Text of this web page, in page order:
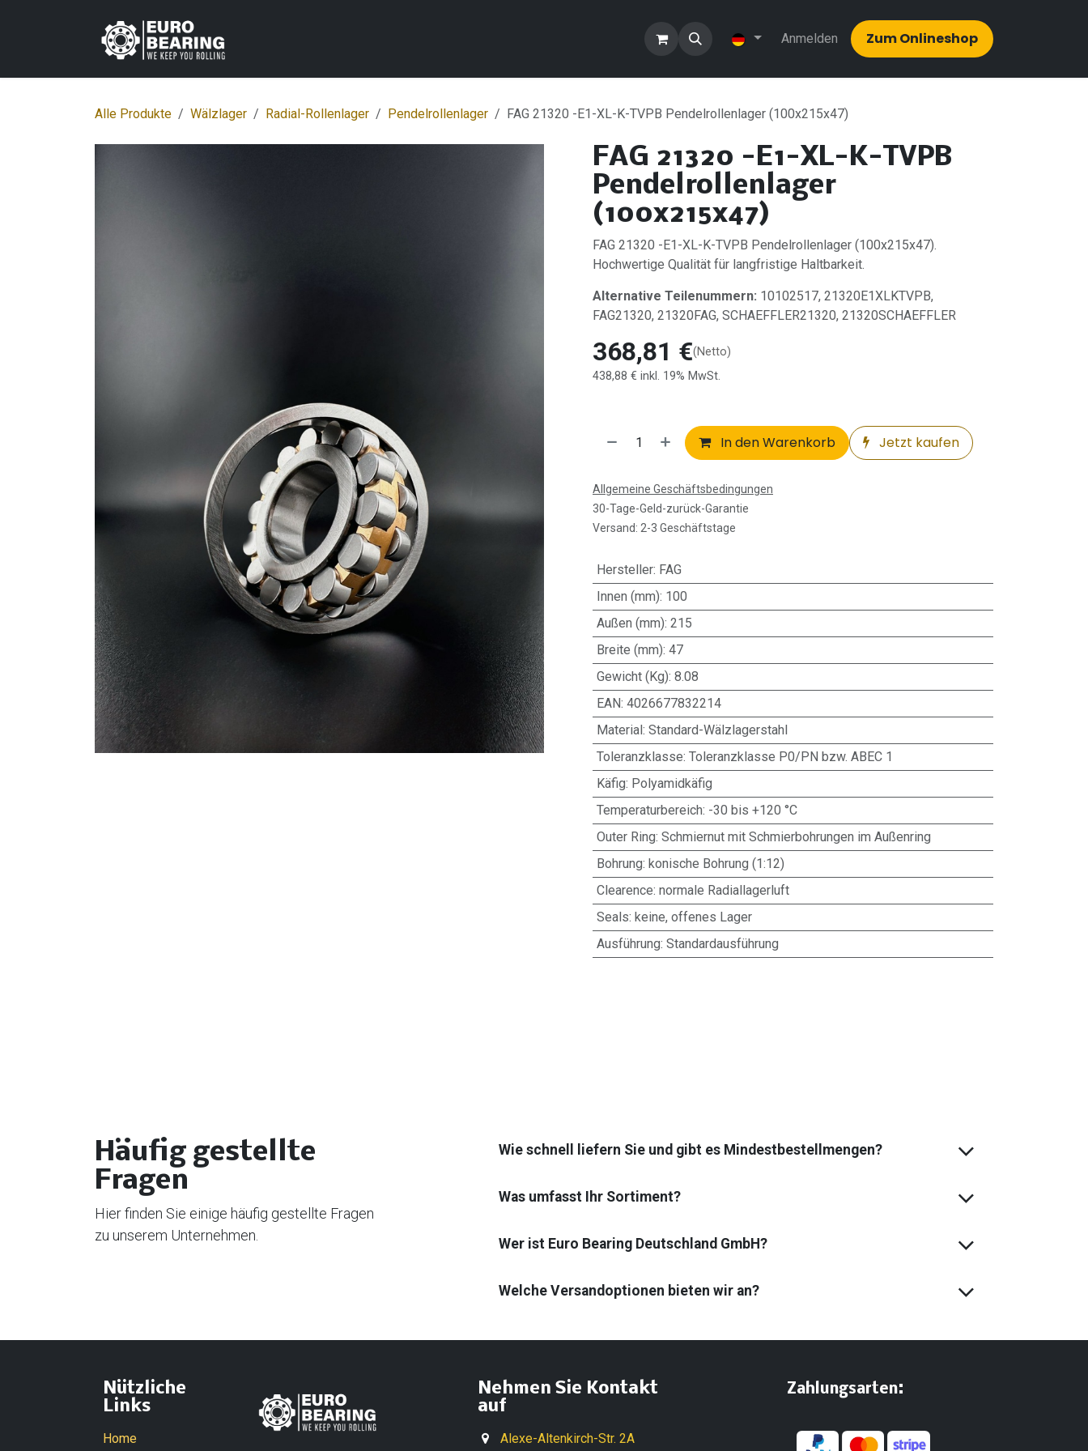
Anmelden Zum Onlinesh​​op
Alle Produkte Wälzlager Radial-Rollenlager Pendelrollenlager FAG 21320 -E1-XL-K-TVPB Pendelrollenlager (100x215x47)
FAG 21320 -E1-XL-K-TVPB
Pendelrollenlager
(100x215x47)
FAG 21320 -E1-XL-K-TVPB Pendelrollenlager (100x215x47).
Hochwertige Qualität für langfristige Haltbarkeit.
Alternative Teilenummern: 10102517, 21320E1XLKTVPB,
FAG21320, 21320FAG, SCHAEFFLER21320, 21320SCHAEFFLER
368,81 €(Netto)
438,88 € inkl. 19% MwSt.
In den Warenkorb Jetzt kaufen
Allgemeine Geschäftsbedingungen
30-Tage-Geld-zurück-Garantie
Versand: 2-3 Geschäftstage
Hersteller: FAG
Innen (mm): 100
Außen (mm): 215
Breite (mm): 47
Gewicht (Kg): 8.08
EAN: 4026677832214
Material: Standard-Wälzlagerstahl
Toleranzklasse: Toleranzklasse P0/PN bzw. ABEC 1
Käfig: Polyamidkäfig
Temperaturbereich: -30 bis +120 °C
Outer Ring: Schmiernut mit Schmierbohrungen im Außenring
Bohrung: konische Bohrung (1:12)
Clearence: normale Radiallagerluft
Seals: keine, offenes Lager
Ausführung: Standardausführung
Häufig gestellte
Fragen
Hier finden Sie einige häufig gestellte Fragen
zu unserem Unternehmen.
Wie schnell liefern Sie und gibt es Mindest­bestell­mengen?
Was umfasst Ihr Sortiment?
Wer ist Euro Bearing Deutschland GmbH?
Welche Versandoptionen bieten wir an?
Nützliche
Links
Home
Nehmen Sie Kontakt
auf
Alexe-Altenkirch-Str. 2A
​Zahlungsarten: